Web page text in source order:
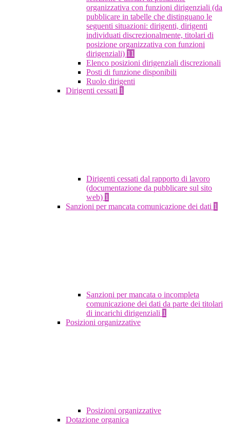
organizzativa con funzioni dirigenziali (da
pubblicare in tabelle che distinguano le
seguenti situazioni: dirigenti, dirigenti
individuati discrezionalmente, titolari di
posizione organizzativa con funzioni
dirigenziali) 11
Elenco posizioni dirigenziali discrezionali
Posti di funzione disponibili
Ruolo dirigenti
Dirigenti cessati 1
Dirigenti cessati dal rapporto di lavoro
(documentazione da pubblicare sul sito
web) 1
Sanzioni per mancata comunicazione dei dati 1
Sanzioni per mancata o incompleta
comunicazione dei dati da parte dei titolari
di incarichi dirigenziali 1
Posizioni organizzative
Posizioni organizzative
Dotazione organica